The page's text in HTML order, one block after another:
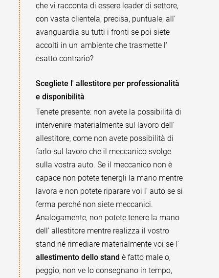
che vi racconta di essere leader di settore,
con vasta clientela, precisa, puntuale, all'
avanguardia su tutti i fronti se poi siete
accolti in un' ambiente che trasmette l'
esatto contrario?
Scegliete l' allestitore per professionalità
e disponibilità
Tenete presente: non avete la possibilità di
intervenire materialmente sul lavoro dell'
allestitore, come non avete possibilità di
farlo sul lavoro che il meccanico svolge
sulla vostra auto. Se il meccanico non è
capace non potete tenergli la mano mentre
lavora e non potete riparare voi l' auto se si
ferma perché non siete meccanici.
Analogamente, non potete tenere la mano
dell' allestitore mentre realizza il vostro
stand né rimediare materialmente voi se l'
allestimento dello stand è fatto male o,
peggio, non ve lo consegnano in tempo,